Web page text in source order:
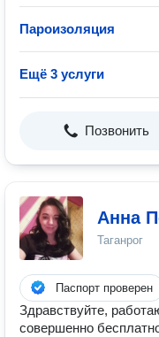
Пароизоляция
Ещё 3 услуги
Позвонить
Анна
Таганрог
Паспорт проверен
Здравствуйте,
совершенно